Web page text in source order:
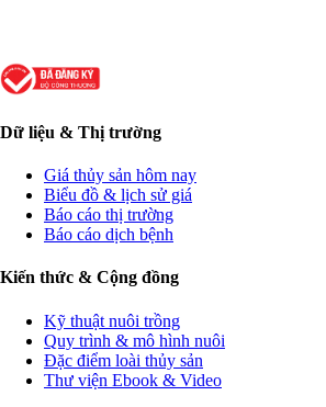
Dữ liệu & Thị trường
Giá thủy sản hôm nay
Biểu đồ & lịch sử giá
Báo cáo thị trường
Báo cáo dịch bệnh
Kiến thức & Cộng đồng
Kỹ thuật nuôi trồng
Quy trình & mô hình nuôi
Đặc điểm loài thủy sản
Thư viện Ebook & Video